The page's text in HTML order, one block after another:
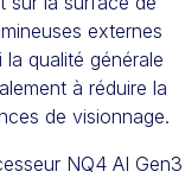
externes
qualité générale
à réduire la
de visionnage.
NQ4 AI Gen3